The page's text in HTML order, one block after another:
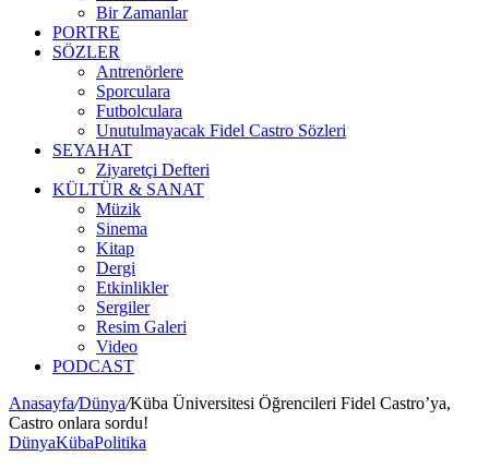
Bir Zamanlar
PORTRE
SÖZLER
Antrenörlere
Sporculara
Futbolculara
Unutulmayacak Fidel Castro Sözleri
SEYAHAT
Ziyaretçi Defteri
KÜLTÜR & SANAT
Müzik
Sinema
Kitap
Dergi
Etkinlikler
Sergiler
Resim Galeri
Video
PODCAST
Anasayfa/Dünya/Küba Üniversitesi Öğrencileri Fidel Castro’ya,
Castro onlara sordu!
DünyaKübaPolitika